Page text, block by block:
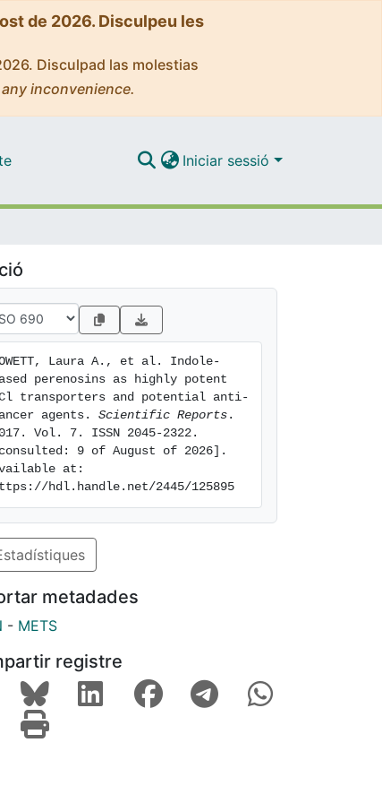
de 2026. Disculpeu les
Disculpad las molestias
inconvenience.
Iniciar sessió
Laura A., et al. Indole-
perenosins as highly potent
transporters and potential anti-
agents. Scientific Reports .
Vol. 7. ISSN 2045-2322.
9 of August of 2026].
at:
hdl.handle.net/2445/125895
metadades
- METS
registre